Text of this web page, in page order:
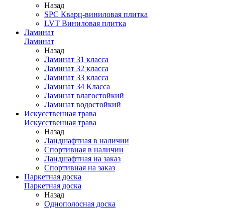
Назад
SPC Кварц-виниловая плитка
LVT Виниловая плитка
Ламинат
Ламинат
Назад
Ламинат 31 класса
Ламинат 32 класса
Ламинат 33 класса
Ламинат 34 Класса
Ламинат влагостойкий
Ламинат водостойкий
Искусственная трава
Искусственная трава
Назад
Ландшафтная в наличии
Спортивная в наличии
Ландшафтная на заказ
Спортивная на заказ
Паркетная доска
Паркетная доска
Назад
Однополосная доска